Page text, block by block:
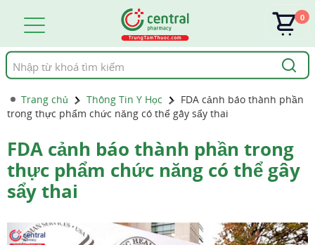
Tìm
kiếm
0
Trang chủ Thông Tin Y Học
FDA cảnh báo thành phần
trong thực phẩm chức năng có thể gây sẩy thai
FDA cảnh báo thành phần trong
thực phẩm chức năng có thể gây
sẩy thai